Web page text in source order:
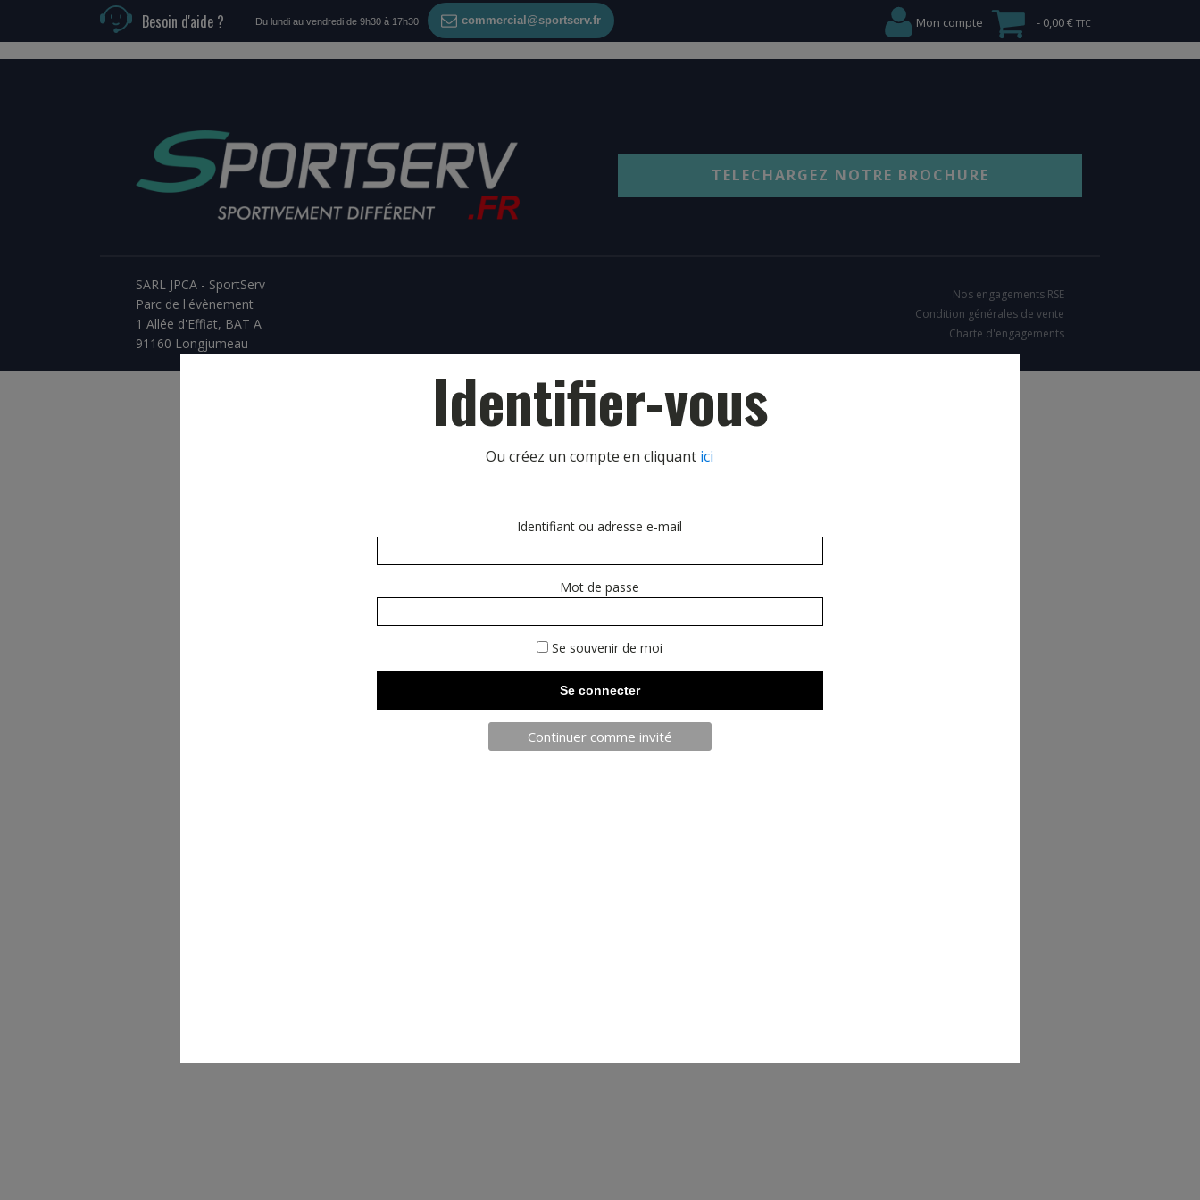
Besoin d'aide ? Du lundi au vendredi de 9h30 à 17h30 commercial@sportserv.fr Mon compte 0,00 €
TELECHARGEZ NOTRE BROCHURE
SARL JPCA - SportServ
Parc de l'évènement
1 Allée d'Effiat, BAT A
91160 Longjumeau
Nos engagements RSE
Condition générales de vente
Charte d'engagements
Identifier-vous
Ou créez un compte en cliquant ici
Identifiant ou adresse e-mail
Mot de passe
Se souvenir de moi
Continuer comme invité